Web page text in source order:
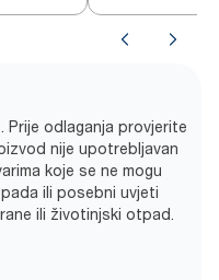
Prije odlaganja provjerite
nije upotrebljavan
koje se ne mogu
ili posebni uvjeti
ili životinjski otpad.